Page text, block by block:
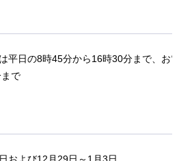
平日の8時45分から16時30分まで、お
で